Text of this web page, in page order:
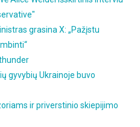
grasina X: „Pažįstu
gyvybių Ukrainoje buvo
ir priverstinio skiepijimo